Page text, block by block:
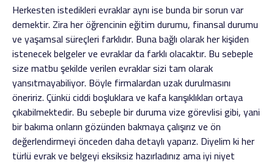
Herkesten istedikleri evraklar aynı ise bunda bir sorun var
demektir. Zira her öğrencinin eğitim durumu, finansal durumu
ve yaşamsal süreçleri farklıdır. Buna bağlı olarak her kişiden
istenecek belgeler ve evraklar da farklı olacaktır. Bu sebeple
size matbu şekilde verilen evraklar sizi tam olarak
yansıtmayabiliyor. Böyle firmalardan uzak durulmasını
öneririz. Çünkü ciddi boşluklara ve kafa karışıklıkları ortaya
çıkabilmektedir. Bu sebeple bir duruma vize görevlisi gibi, yani
bir bakıma onların gözünden bakmaya çalışırız ve ön
değerlendirmeyi önceden daha detaylı yaparız. Diyelim ki her
türlü evrak ve belgeyi eksiksiz hazırladınız ama iyi niyet